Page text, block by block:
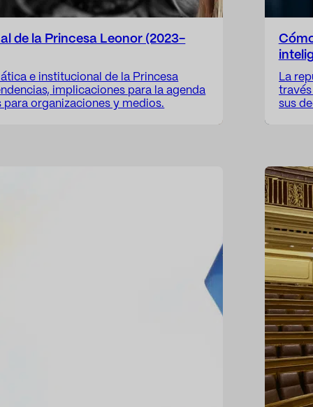
de la Princesa Leonor (2023-
e institucional de la Princesa
implicaciones para la agenda
organizaciones y medios.
La
sus